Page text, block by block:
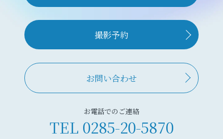
撮影予約
お問い合わせ
お電話でのご連絡
TEL 0285-20-5870